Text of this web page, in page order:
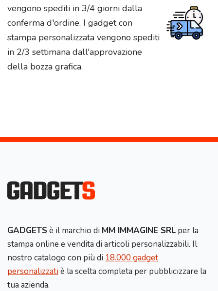
vengono spediti in 3/4 giorni dalla
conferma d'ordine. I gadget con
stampa personalizzata vengono spediti
in 2/3 settimana dall'approvazione
della bozza grafica.
GADGETS è il marchio di MM IMMAGINE SRL per la
stampa online e vendita di articoli personalizzabili. Il
nostro catalogo con più di 18.000 gadget
personalizzatiè la scelta completa per pubblicizzare la
tua azienda.